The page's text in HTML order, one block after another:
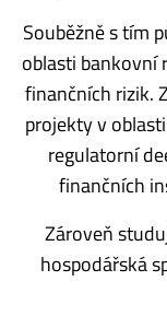
Souběžně s tím
oblasti bankovní
finančních rizik.
projekty v
regulatorní
finančních
Zároveň
hospodářská